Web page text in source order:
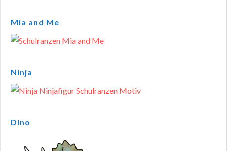
Mia and Me
Ninja
Dino